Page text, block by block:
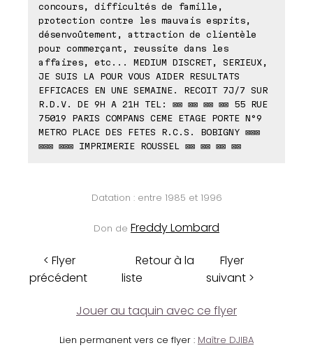
concours, difficultés de famille,
protection contre les mauvais esprits,
désenvoûtement, attraction de clientèle
pour commerçant, reussite dans les
affaires, etc... MEDIUM DISCRET, SERIEUX,
JE SUIS LA POUR VOUS AIDER RESULTATS
EFFICACES EN UNE SEMAINE. RECOIT 7J/7 SUR
R.D.V. DE 9H A 21H TEL: ⊠⊠ ⊠⊠ ⊠⊠ ⊠⊠ 55 RUE
75019 PARIS COMPANS CEME ETAGE PORTE N°9
METRO PLACE DES FETES R.C.S. BOBIGNY ⊠⊠⊠
⊠⊠⊠ ⊠⊠⊠ IMPRIMERIE ROUSSEL ⊠⊠ ⊠⊠ ⊠⊠ ⊠⊠
Datation : entre 1985 et 1996
Don de Freddy Lombard
< Flyer
précédent
Retour à la
liste
Flyer
suivant >
Jouer au taquin avec ce flyer
Lien permanent vers ce flyer : Maître DJIBA